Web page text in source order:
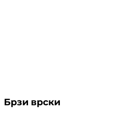
Брзи врски